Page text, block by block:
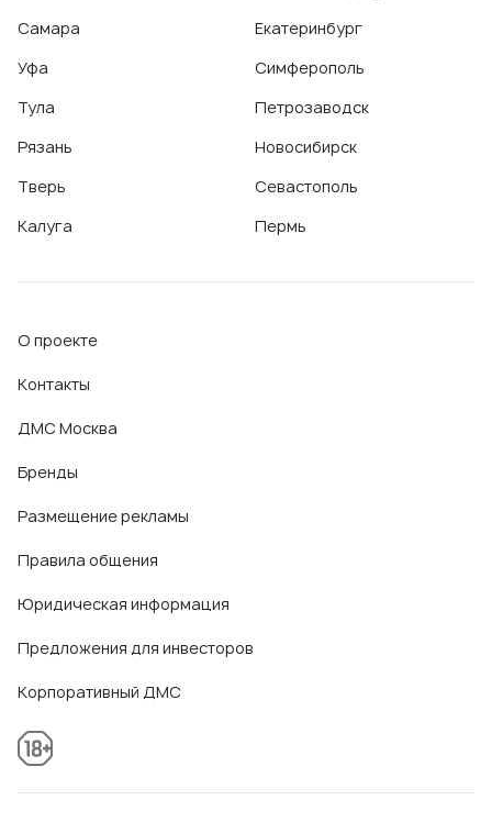
Самара
Уфа
Тула
Рязань
Тверь
Калуга
Екатеринбург
Симферополь
Петрозаводск
Новосибирск
Севастополь
Пермь
О проекте
Контакты
ДМС Москва
Бренды
Размещение рекламы
Правила общения
Юридическая информация
Предложения для инвесторов
Корпоративный ДМС